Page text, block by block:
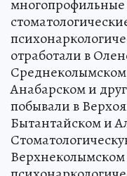
многопрофильные
отработали в
Анабарском и
побывали в
Бытантайском и